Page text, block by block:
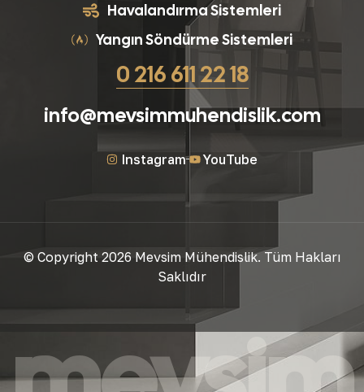
Havalandırma Sistemleri
Yangın Söndürme Sistemleri
0 216 611 22 18
info@mevsimmuhendislik.com
Instagram YouTube
© Copyright 2026 Mevsim Mühendislik. Tüm Hakları
Saklıdır